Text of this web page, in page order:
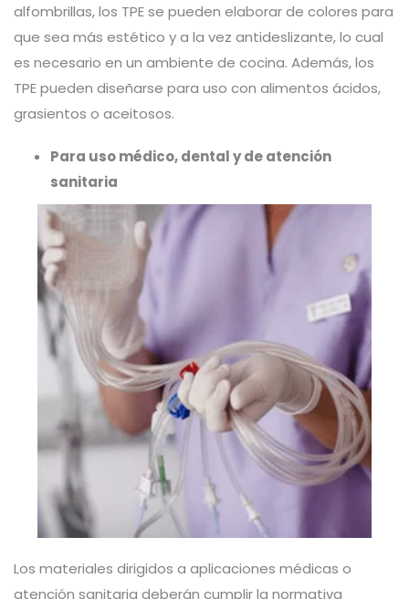
alfombrillas, los TPE se pueden elaborar de colores para
que sea más estético y a la vez antideslizante, lo cual
es necesario en un ambiente de cocina. Además, los
TPE pueden diseñarse para uso con alimentos ácidos,
grasientos o aceitosos.
Para uso médico, dental y de atención
sanitaria
Los materiales dirigidos a aplicaciones médicas o
atención sanitaria deberán cumplir la normativa